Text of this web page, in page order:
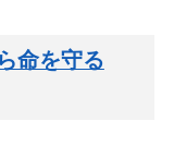
命を守る